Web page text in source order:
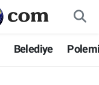
Belediye